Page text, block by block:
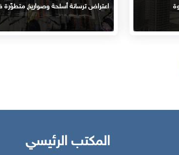
اعتراض ترسانة أسلحة وصواريخ متطوّرة
المكتب الرئيسي